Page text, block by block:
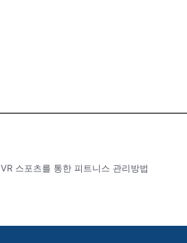
VR 스포츠를 통한 피트니스 관리방법